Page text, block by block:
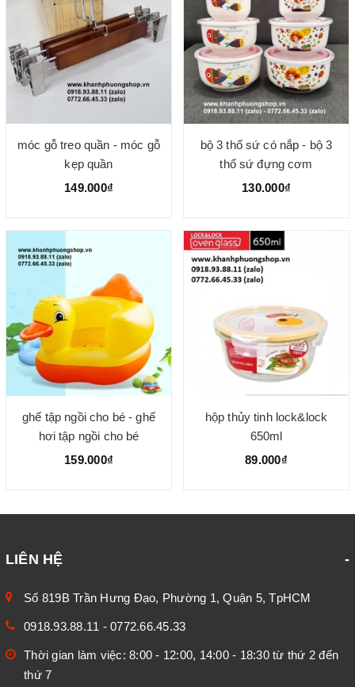
móc gỗ treo quần - móc gỗ
kẹp quần
149.000₫
bộ 3 thố sứ có nắp - bộ 3
thố sứ đựng cơm
130.000₫
ghế tập ngồi cho bé - ghế
hơi tập ngồi cho bé
159.000₫
hộp thủy tinh lock&lock
650ml
89.000₫
LIÊN HỆ
Số 819B Trần Hưng Đạo, Phường 1, Quận 5, TpHCM
0918.93.88.11 - 0772.66.45.33
Thời gian làm việc: 8:00 - 12:00, 14:00 - 18:30 từ thứ 2 đến
thứ 7